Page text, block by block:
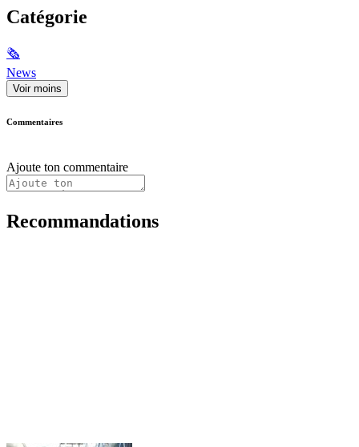
Catégorie
🗞
News
Voir moins
Commentaires
Ajoute ton commentaire
Recommandations